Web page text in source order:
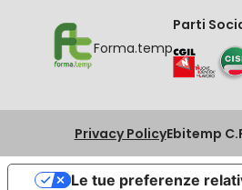
Forma.temp
Parti
Privacy PolicyEbitemp
Le tue preferenze